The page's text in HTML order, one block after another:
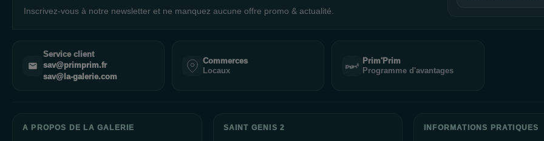
Inscrivez-vous à notre newsletter et ne manquez aucune offre promo & actualité.
Service client
sav@primprim.fr
sav@la-galerie.com
Commerces
Locaux
Prim'Prim
Programme d'avantages
A PROPOS DE LA GALERIE SAINT GENIS 2 INFORMATIONS PRATIQUES